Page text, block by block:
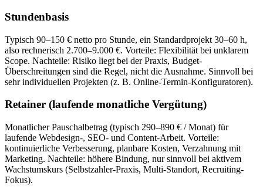
Stundenbasis
Typisch 90–150 € netto pro Stunde, ein Standardprojekt 30–60 h,
also rechnerisch 2.700–9.000 €. Vorteile: Flexibilität bei unklarem
Scope. Nachteile: Risiko liegt bei der Praxis, Budget-
Überschreitungen sind die Regel, nicht die Ausnahme. Sinnvoll bei
sehr individuellen Projekten (z. B. Online-Termin-Konfiguratoren).
Retainer (laufende monatliche Vergütung)
Monatlicher Pauschalbetrag (typisch 290–890 € / Monat) für
laufende Webdesign-, SEO- und Content-Arbeit. Vorteile:
kontinuierliche Verbesserung, planbare Kosten, Verzahnung mit
Marketing. Nachteile: höhere Bindung, nur sinnvoll bei aktivem
Wachstumskurs (Selbstzahler-Praxis, Multi-Standort, Recruiting-
Fokus).